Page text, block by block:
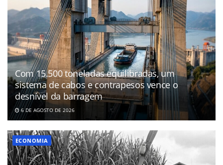
Com 15.500 toneladas equilibradas, um
sistema de cabos e contrapesos vence o
desnível da barragem
6 DE AGOSTO DE 2026
ECONOMIA